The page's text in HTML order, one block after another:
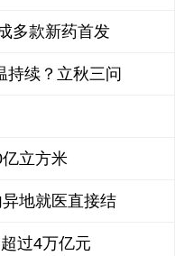
多款新药首发
持续？立秋三问
立方米
地就医直接结
过4万亿元